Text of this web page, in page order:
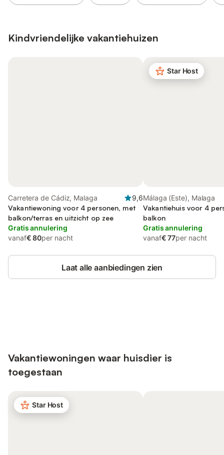
Kindvriendelijke vakantiehuizen
Carretera de Cádiz, Malaga
9,6
Vakantiewoning voor 4 personen, met
balkon/terras en uitzicht op zee
Gratis annulering
vanaf€ 80per nacht
Star Host
Málaga (Este), Malaga
Vakantiehuis voor 4
balkon
Gratis annulering
vanaf€ 77per nacht
Laat alle aanbiedingen zien
Vakantiewoningen waar huisdier is
toegestaan
Star Host